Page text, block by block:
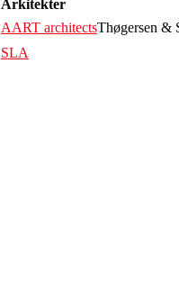
Arkitekter
AART architectsThøgersen &
SLA